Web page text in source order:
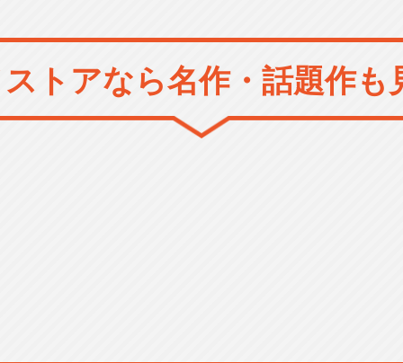
トアなら名作・話題作も